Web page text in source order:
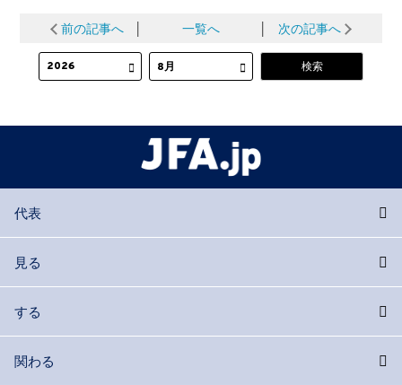
前の記事へ 一覧へ 次の記事へ
代表
見る
する
関わる